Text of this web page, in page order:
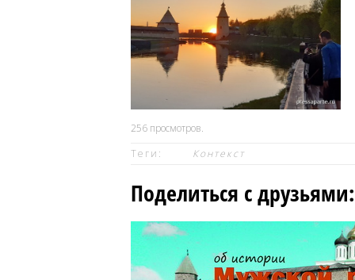
256 просмотров.
Теги:
Контекст
Поделиться с друзьями: